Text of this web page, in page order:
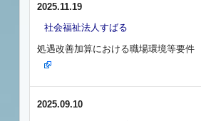
2025.11.19
社会福祉法人すばる
処遇改善加算における職場環境等要件
2025.09.10